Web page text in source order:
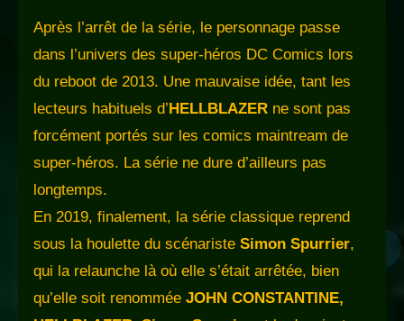
Après l’arrêt de la série, le personnage passe
dans l’univers des super-héros DC Comics lors
du reboot de 2013. Une mauvaise idée, tant les
lecteurs habituels d’HELLBLAZER ne sont pas
forcément portés sur les comics maintream de
super-héros. La série ne dure d’ailleurs pas
longtemps.
En 2019, finalement, la série classique reprend
sous la houlette du scénariste Simon Spurrier,
qui la relaunche là où elle s’était arrêtée, bien
qu’elle soit renommée JOHN CONSTANTINE,